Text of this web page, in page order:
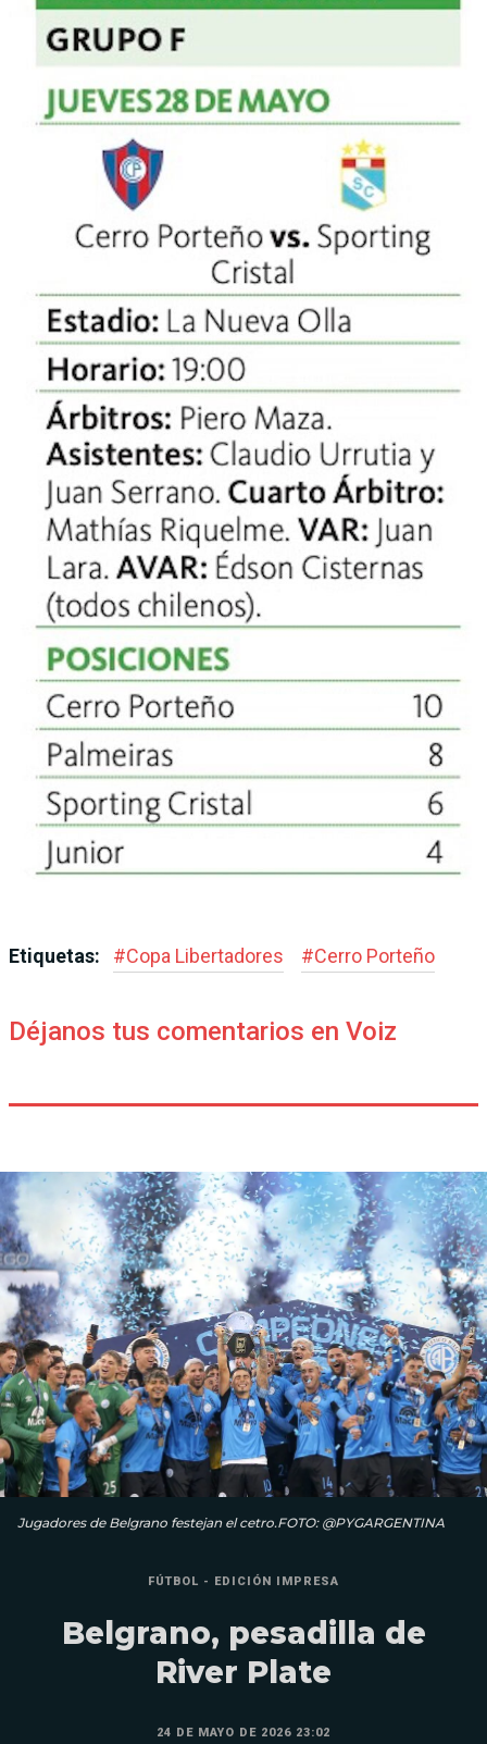
Etiquetas: #Copa Libertadores #Cerro Porteño
Déjanos tus comentarios en Voiz
Jugadores de Belgrano festejan el cetro.FOTO: @PYGARGENTINA
FÚTBOL - EDICIÓN IMPRESA
Belgrano, pesadilla de
River Plate
24 DE MAYO DE 2026 23:02